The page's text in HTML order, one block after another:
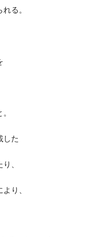
る。
した
、
り、